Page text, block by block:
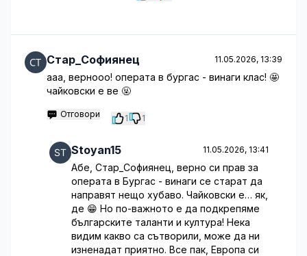
Стар_Софиянец 11.05.2026, 13:39
ааа, вернооо! операта в бургас - винаги клас! 🤩
чайковски е ве 🤬
Отговори 1 1
Stoyan15 11.05.2026, 13:41
Абе, Стар_Софиянец, верно си прав за
операта в Бургас - винаги се старат да
направят нещо хубаво. Чайковски е… як,
де 😁 Но по-важното е да подкрепяме
българските таланти и култура! Нека
видим какво са сътворили, може да ни
изненадат приятно. Все пак, Европа си